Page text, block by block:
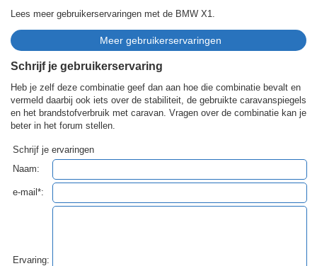
Lees meer gebruikerservaringen met de BMW X1.
Schrijf je gebruikerservaring
Heb je zelf deze combinatie geef dan aan hoe die combinatie bevalt en
vermeld daarbij ook iets over de stabiliteit, de gebruikte caravanspiegels
en het brandstofverbruik met caravan. Vragen over de combinatie kan je
beter in het forum stellen.
Schrijf je ervaringen
Naam:
e-mail*:
Ervaring: